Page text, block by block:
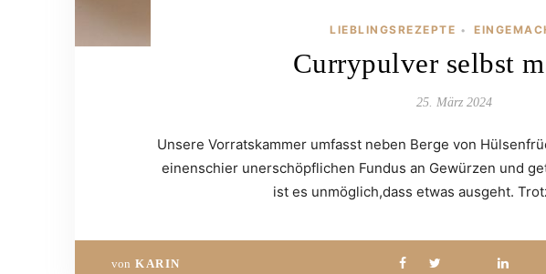
LIEBLINGSREZEPTE •
Currypulver selbst
25. März 2024
Unsere Vorratskammer umfasst neben Berge von
einenschier unerschöpflichen Fundus an Gewürzen und
ist es unmöglich,dass etwas ausgeht.
von KARIN